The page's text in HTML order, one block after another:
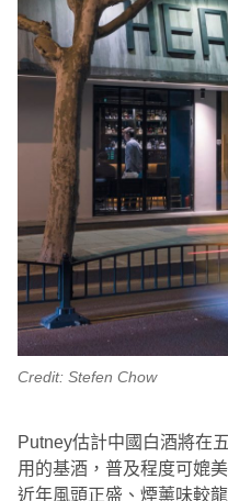
Credit: Stefen Chow
Putney估計中國白酒將在
用的基酒，普及程度可媲
近年風頭正盛、煙薰味較